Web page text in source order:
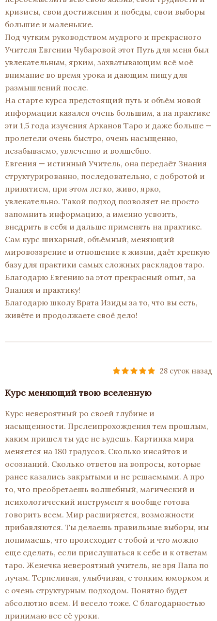
кризисы, свои достижения и победы, свои выборы
большие и маленькие.
Под чутким руководством мудрого и прекрасного
Учителя Евгении Чубаровой этот Путь для меня был
увлекательным, ярким, захватывающим всё моё
внимание во время урока и дающим пищу для
размышлений после.
На старте курса предстоящий путь и объём новой
информации казался очень большим, а на практике
эти 1,5 года изучения Арканов Таро и даже больше —
пролетели очень быстро, очень насыщенно,
незабываемо, увлеченно и волшебно.
Евгения — истинный Учитель, она передаёт Знания
структурированно, последовательно, с добротой и
принятием, при этом легко, живо, ярко,
увлекательно. Такой подход позволяет не просто
запомнить информацию, а именно усвоить,
внедрить в себя и дальше применять на практике.
Сам курс шикарный, объёмный, меняющий
мировоззрение и отношение к жизни, даёт крепкую
базу для практики самых сложных раскладов таро.
Благодарю Евгению за этот прекрасный опыт, за
Знания и практику!
Благодарю школу Врата Изиды за то, что вы есть,
живёте и продолжаете своё дело!
28 суток назад
Курс меняющий твою вселенную
Курс невероятный ро своей глубине и
насыщенности. Прслеипрохождения тем прошлым,
каким пришел ты уде не ьудешь. Картинка мира
меняется на 180 градусов. Сколько инсайтов и
осознаний. Сколько ответов на вопросы, которые
ранее казались закрытыми и не решаемыми. А про
то, что преобретаешь волшебный, магический и
психологический инструмент я вообще готова
говорить всем. Мир расширяется, возможности
прибавляются. Ты делаешь правильные выборы, иы
понимаешь, что происходит с тобой и что можно
еще сделать, если прислушаться к себе и к ответам
таро. Женечка невероятный учитель, не зря Папа по
лучам. Терпеливая, улыбчивая, с тонким юморком и
с очень структурным подходом. Понятно будет
абсолютно всем. И весело тоже. С благодарностью
принимаю все её уроки.